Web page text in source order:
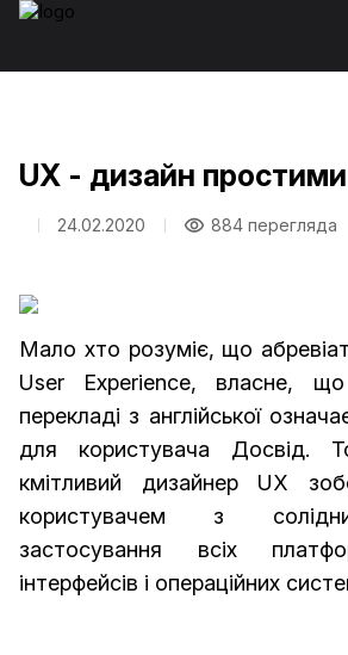
UX - дизайн
24.02.2020 884 перегляда
Мало хто розуміє, що
User Experience, власне,
перекладі з англійської
для користувача Досвід.
кмітливий дизайнер UX
користувачем з
застосування всіх
інтерфейсів і операційних